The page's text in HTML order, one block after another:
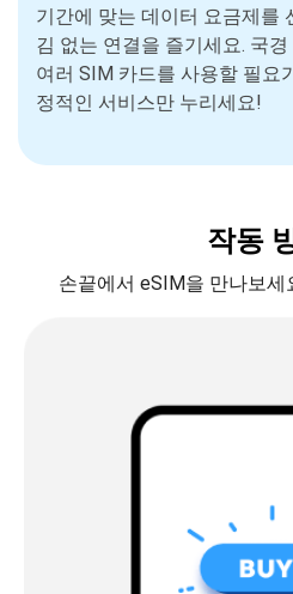
기간에 맞는 데이터 요금제를
김 없는 연결을 즐기세요. 국
여러 SIM 카드를 사용할 필요
정적인 서비스만 누리세요!
작동
손끝에서 eSIM을 만나보세